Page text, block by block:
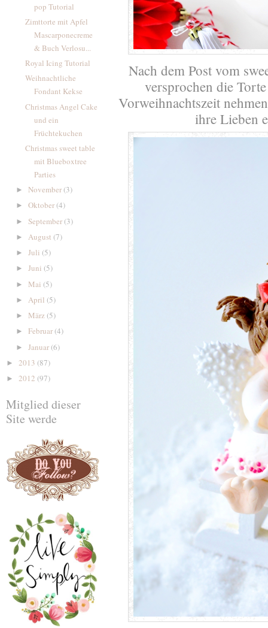
pop Tutorial
Zimttorte mit Apfel
Mascarponecreme
& Buch Verlosu...
Royal Icing Tutorial
Weihnachtliche
Fondant Kekse
Christmas Angel Cake
und ein
Früchtekuchen
Christmas sweet table
mit Blueboxtree
Parties
► November(3)
► Oktober(4)
► September(3)
► August (7)
► Juli (5)
► Juni (5)
► Mai (5)
► April (5)
► März(5)
► Februar(4)
► Januar(6)
► 2013 (87)
► 2012 (97)
Mitglied dieser
Site werde
Nach dem Post vom
versprochen die
Vorweihnachtszeit
ihre Lieben